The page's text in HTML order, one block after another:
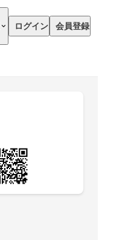
ログイン 会員登録